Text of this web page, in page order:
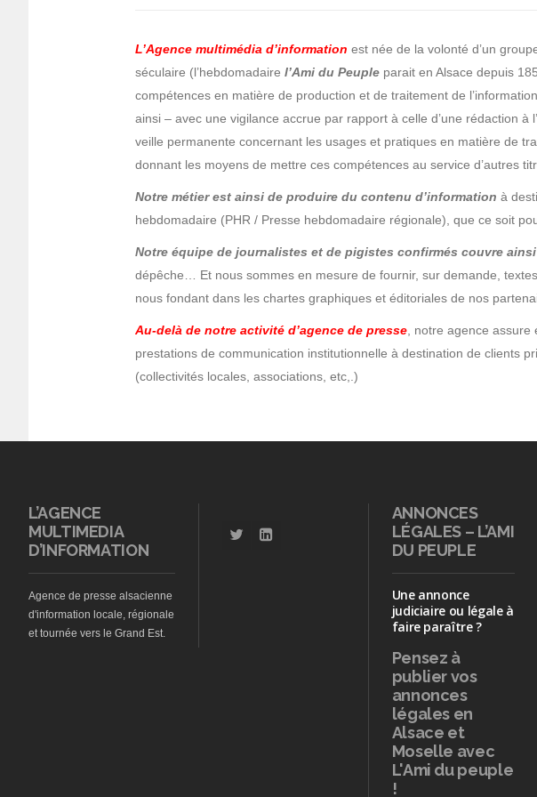
L’Agence multimédia d’information est née de la volonté d’un
séculaire (l’hebdomadaire l’Ami du Peuple parait en Alsace depuis
compétences en matière de production et de traitement de
ainsi – avec une vigilance accrue par rapport à celle d’une rédaction à
veille permanente concernant les usages et pratiques en matière de
donnant les moyens de mettre ces compétences au service d’autres
Notre métier est ainsi de produire du contenu d’information à
hebdomadaire (PHR / Presse hebdomadaire régionale), que ce soit
Notre équipe de journalistes et de pigistes confirmés couvre
dépêche… Et nous sommes en mesure de fournir, sur demande,
nous fondant dans les chartes graphiques et éditoriales de nos
Au-delà de notre activité d’agence de presse , notre agence assure
prestations de communication institutionnelle à destination de clients
(collectivités locales, associations, etc,.)
L’AGENCE
MULTIMEDIA
D’INFORMATION
Agence de presse alsacienne
d'information locale, régionale
et tournée vers le Grand Est.
ANNONCES
LÉGALES – L’AMI
DU PEUPLE
Une annonce
judiciaire ou légale à
faire paraître ?
Pensez à
publiervos
annonces
légales en
Alsace et
Moselle avec
L'Ami du peuple
!